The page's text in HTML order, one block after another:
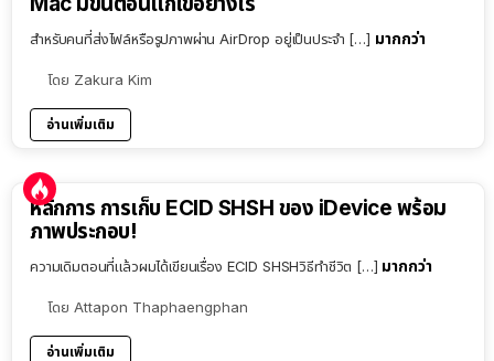
สำหรับคนที่ส่งไฟล์หรือรูปภาพผ่าน AirDrop อยู่เป็นประจำ […] มากกว่า
โดย Zakura Kim
อ่านเพิ่มเติม
หลักการ การเก็บ ECID SHSH ของ iDevice พร้อม
ภาพประกอบ!
ความเดิมตอนที่แล้วผมได้เขียนเรื่อง ECID SHSHวิธีทำชีวิต […] มากกว่า
โดย Attapon Thaphaengphan
อ่านเพิ่มเติม